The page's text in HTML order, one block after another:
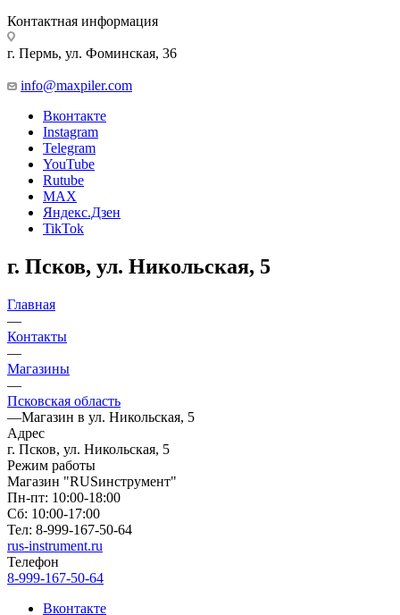
Контактная информация
г. Пермь, ул. Фоминская, 36
info@maxpiler.com
Вконтакте
Instagram
Telegram
YouTube
Rutube
MAX
Яндекс.Дзен
TikTok
г. Псков, ул. Никольская, 5
Главная
—
Контакты
—
Магазины
—
Псковская область
—Магазин в ул. Никольская, 5
Адрес
г. Псков, ул. Никольская, 5
Режим работы
Магазин "RUSинструмент"
Пн-пт: 10:00-18:00
Сб: 10:00-17:00
Тел: 8-999-167-50-64
rus-instrument.ru
Телефон
8-999-167-50-64
Вконтакте